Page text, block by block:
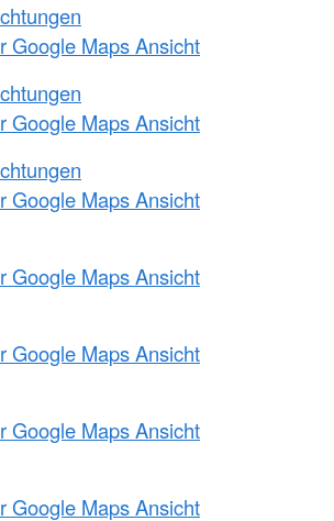
Google Maps Ansicht
Google Maps Ansicht
Google Maps Ansicht
Google Maps Ansicht
Google Maps Ansicht
Google Maps Ansicht
Google Maps Ansicht